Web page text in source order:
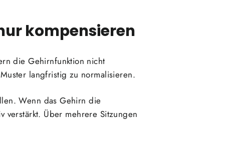
kompensieren
die Gehirnfunktion nicht
langfristig zu normalisieren.
Wenn das Gehirn die
Über mehrere Sitzungen